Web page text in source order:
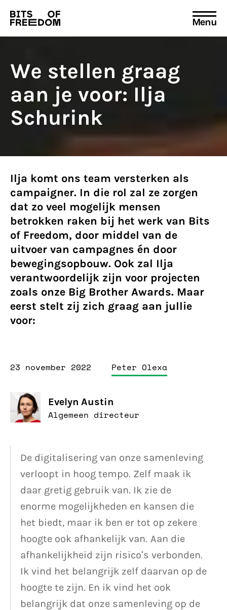
Search
for:
Menu
We stellen graag
aan je voor: Ilja
Schurink
Ilja komt ons team versterken als
campaigner. In die rol zal ze zorgen
dat zo veel mogelijk mensen
betrokken raken bij het werk van Bits
of Freedom, door middel van de
uitvoer van campagnes én door
bewegingsopbouw. Ook zal Ilja
verantwoordelijk zijn voor projecten
zoals onze Big Brother Awards. Maar
eerst stelt zij zich graag aan jullie
voor:
23 november 2022 Peter Olexa
Evelyn Austin
Algemeen directeur
De digitalisering van onze samenleving
verloopt in hoog tempo. Zelf maak ik
daar gretig gebruik van. Ik zie de
enorme mogelijkheden en kansen die
het biedt, maar ik ben er tot op zekere
hoogte ook afhankelijk van. Aan die
afhankelijkheid zijn risico’s verbonden.
Ik vind het belangrijk zelf daarvan op de
hoogte te zijn. En ik vind het ook
belangrijk dat onze samenleving op de